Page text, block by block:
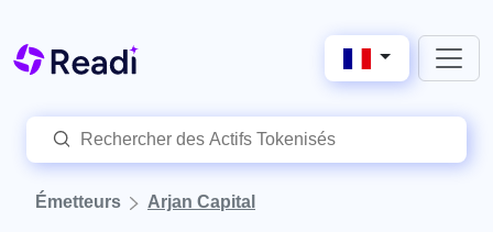
Émetteurs Arjan Capital